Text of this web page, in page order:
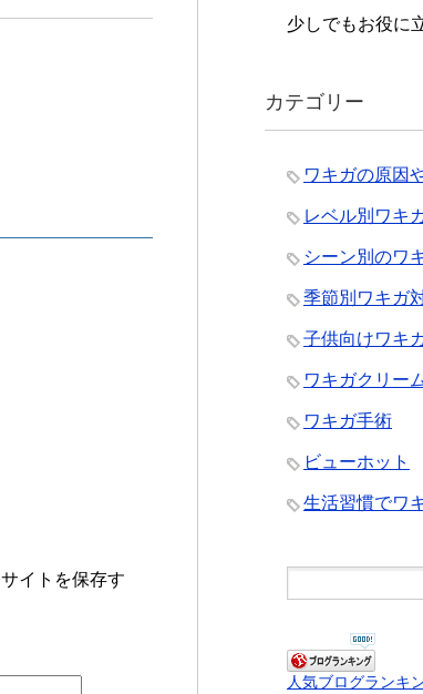
イトを保存す
少しでもお役に
カテゴリー
ワキガの原因
レベル別ワキ
シーン別のワ
季節別ワキガ
子供向けワキ
ワキガクリー
ワキガ手術
ビューホット
生活習慣でワ
人気ブログランキ